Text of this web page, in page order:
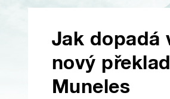
Jak dopadá
nový
Muneles